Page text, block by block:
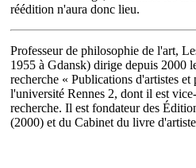
réédition n'aura donc lieu.
Professeur de philosophie de l'art,
1955 à Gdansk) dirige depuis 2000
recherche « Publications d'artistes et
l'université Rennes 2, dont il est
recherche. Il est fondateur des
(2000) et du Cabinet du livre